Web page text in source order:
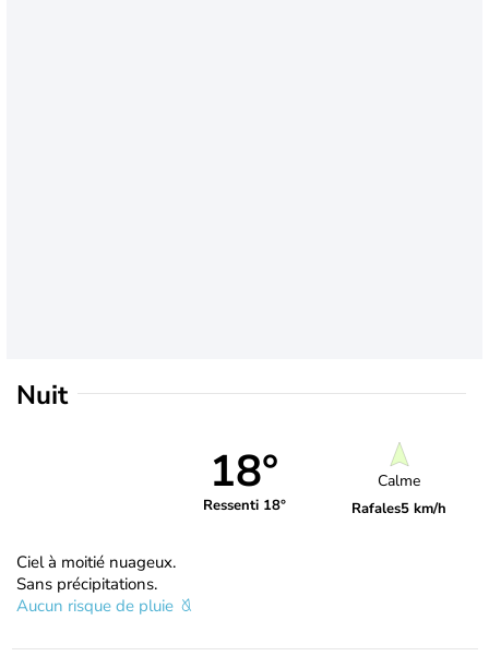
Nuit
18°
Ressenti 18°
Calme
Rafales5 km/h
Ciel à moitié nuageux.
Sans précipitations.
Aucun risque de pluie